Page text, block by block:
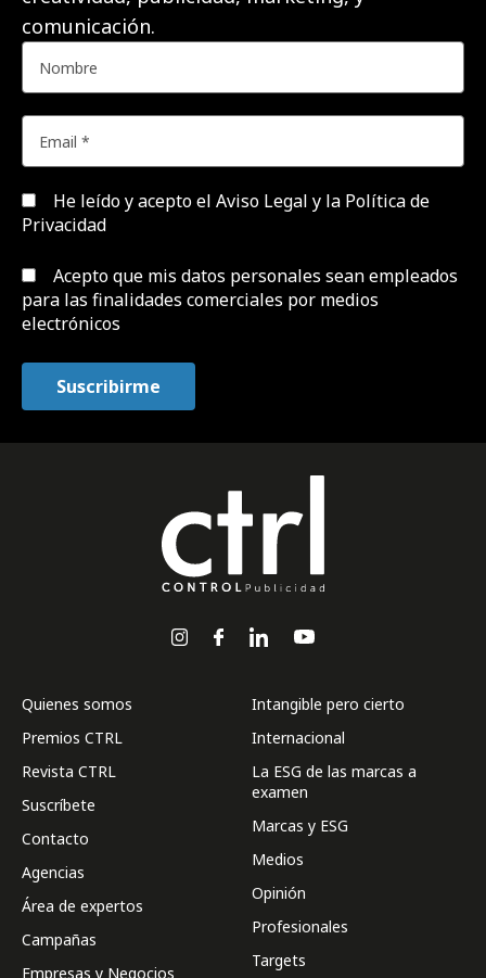
comunicación.
He leído y acepto el Aviso Legal y la Política de
Privacidad
Acepto que mis datos personales sean empleados
para las finalidades comerciales por medios
electrónicos
Quienes somos
Premios CTRL
Revista CTRL
Suscríbete
Contacto
Agencias
Área de expertos
Campañas
Empresas y Negocios
Intangible pero cierto
Internacional
La ESG de las marcas a
examen
Marcas y ESG
Medios
Opinión
Profesionales
Targets